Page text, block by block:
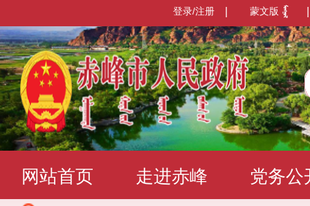
蒙文版
登录/注册
网站首页 走进赤峰 党务公